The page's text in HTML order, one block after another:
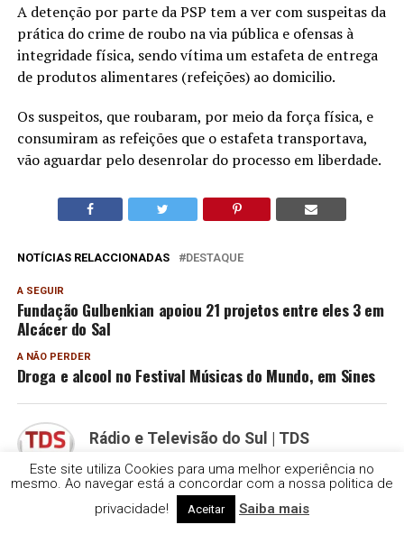
A detenção por parte da PSP tem a ver com suspeitas da
prática do crime de roubo na via pública e ofensas à
integridade física, sendo vítima um estafeta de entrega
de produtos alimentares (refeições) ao domicilio.
Os suspeitos, que roubaram, por meio da força física, e
consumiram as refeições que o estafeta transportava,
vão aguardar pelo desenrolar do processo em liberdade.
NOTÍCIAS RELACCIONADAS DESTAQUE
A SEGUIR
Fundação Gulbenkian apoiou 21 projetos entre eles 3 em
Alcácer do Sal
A NÃO PERDER
Droga e alcool no Festival Músicas do Mundo, em Sines
Rádio e Televisão do Sul | TDS
PUBLICIDADE
Este site utiliza Cookies para uma melhor experiência no
mesmo. Ao navegar está a concordar com a nossa politica de
privacidade!
Aceitar Saiba mais